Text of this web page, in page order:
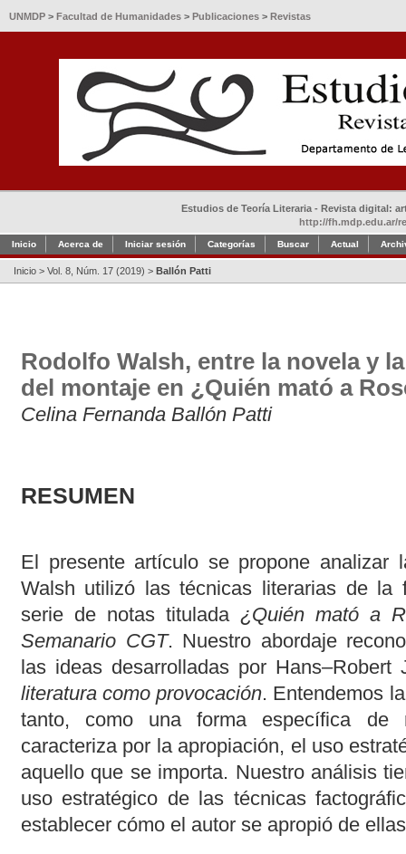
UNMDP > Facultad de Humanidades > Publicaciones > Revistas
Estudios de Teoría Literaria - Revista digital:
http://fh.mdp.edu.ar/
Inicio Acerca de Iniciar sesión Categorías Buscar Actual
Inicio > Vol. 8, Núm. 17 (2019) > Ballón Patti
Rodolfo Walsh, entre la novela y
del montaje en ¿Quién mató a
Celina Fernanda Ballón Patti
RESUMEN
El presente artículo se propone analizar
Walsh utilizó las técnicas literarias de la
serie de notas titulada¿Quién mató a
Semanario CGT. Nuestro abordaje
las ideas desarrolladas por
literatura como provocación. Entendemos
tanto, como una forma específica de
caracteriza por la apropiación, el uso
aquello que se importa. Nuestro análisis
uso estratégico de las técnicas
establecer cómo el autor se apropió de